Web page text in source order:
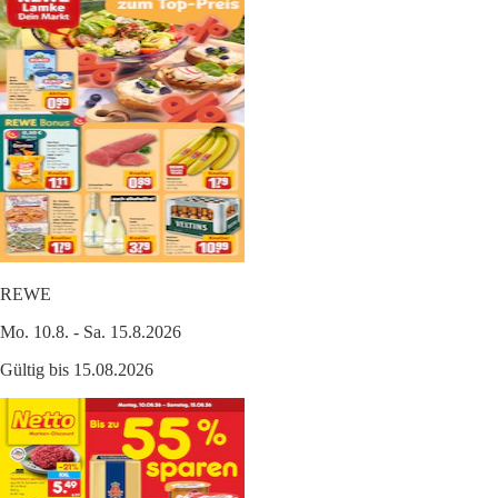
REWE
Mo. 10.8. - Sa. 15.8.2026
Gültig bis 15.08.2026